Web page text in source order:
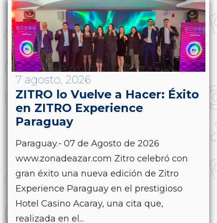
7 agosto, 2026
ZITRO lo Vuelve a Hacer: Éxito
en ZITRO Experience
Paraguay
Paraguay.- 07 de Agosto de 2026
www.zonadeazar.com Zitro celebró con
gran éxito una nueva edición de Zitro
Experience Paraguay en el prestigioso
Hotel Casino Acaray, una cita que,
realizada en el...